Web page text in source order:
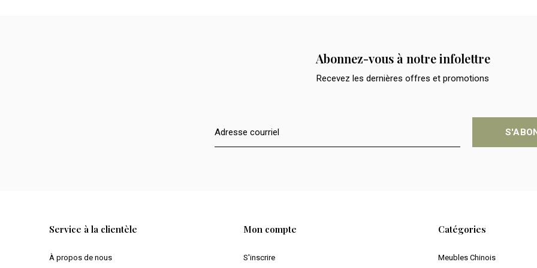
Abonnez-vous à notre infolettre
Recevez les dernières offres et promotions
Service à la clientèle
À propos de nous
Mon compte
S'inscrire
Catégories
Meubles Chinois